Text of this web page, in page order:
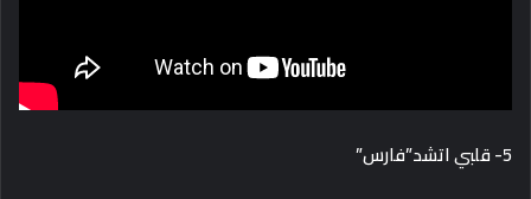
5- قلبي اتشد”فارس”